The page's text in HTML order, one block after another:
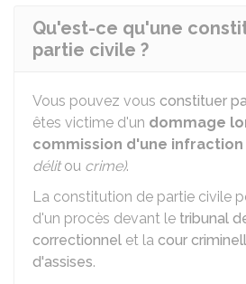
Qu'est-ce qu'une
partie civile ?
Vous pouvez vous constituer
êtes victime d'un dommage
commission d'une infraction
délitou crime).
La constitution de partie civile
d'un procès devant le tribunal
correctionnel et la cour
d'assises.